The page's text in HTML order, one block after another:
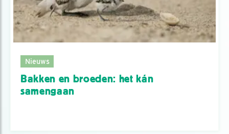
Nieuws
Bakken en broeden: het kán
samengaan